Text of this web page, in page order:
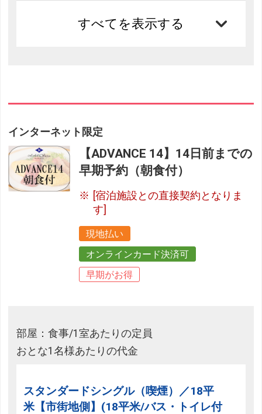
すべてを表示する
インターネット限定
【ADVANCE 14】14日前までの
早期予約（朝食付）
[宿泊施設との直接契約となりま
す]
現地払い
オンラインカード決済可
早期がお得
部屋：食事/1室あたりの定員
おとな1名様あたりの代金
スタンダードシングル（喫煙）／18平
米【市街地側】(18平米/バス・トイレ付